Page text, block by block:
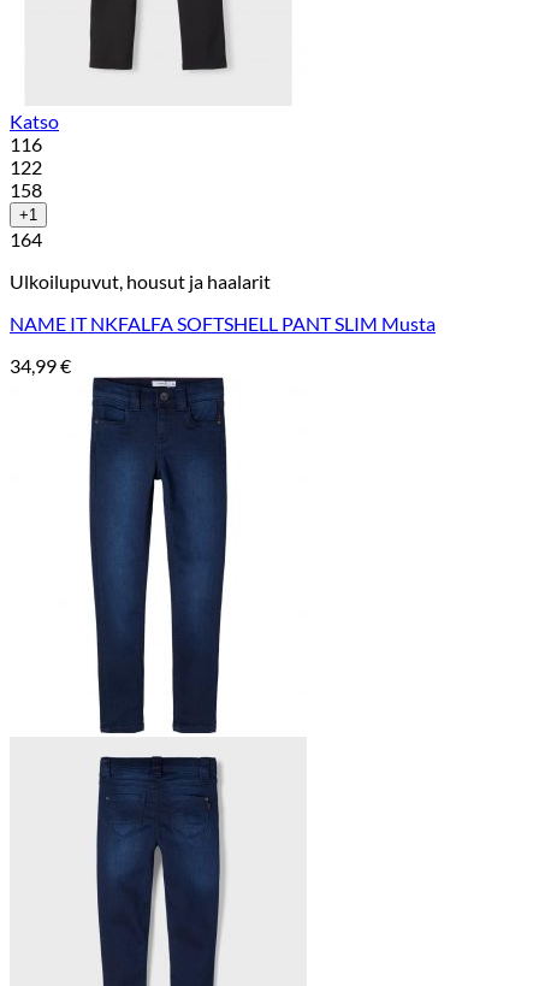
Katso
116
122
158
+1
164
Ulkoilupuvut, housut ja haalarit
NAME IT NKFALFA SOFTSHELL PANT SLIM Musta
34,99€